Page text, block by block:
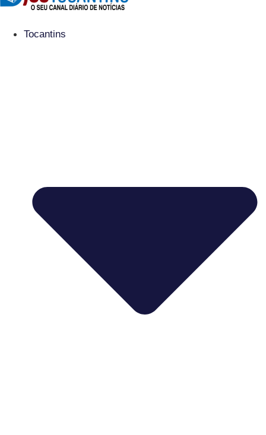
Tocantins